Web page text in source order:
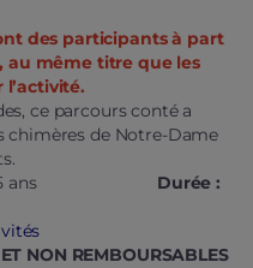
des participants à part
au même titre que les
ce parcours conté a
chimères de Notre-Dame
dés 5 ans Durée :
NON REMBOURSABLES